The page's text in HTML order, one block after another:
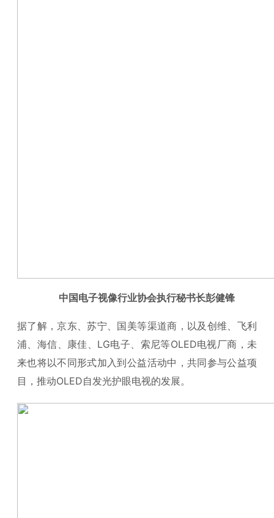
中国电子视像行业协会执行秘书长彭健锋
据了解，京东、苏宁、国美等渠道商，以及创维、飞利
浦、海信、康佳、LG电子、索尼等OLED电视厂商，未
来也将以不同形式加入到公益活动中，共同参与公益项
目，推动OLED自发光护眼电视的发展。